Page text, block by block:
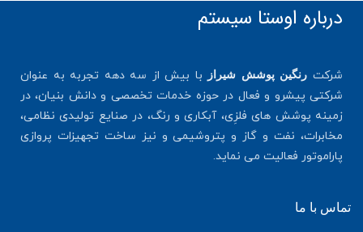
درباره اوستا سیستم
شرکت رنگین پوشش شیراز
با بیش از سه دهه تجربه به عنوان
شرکتی پیشرو و فعال در حوزه خدمات تخصصی و دانش بنیان، در
زمینه پوشش های فلزِی، آبکاری و رنگ، در صنایع تولیدی نظامی،
مخابرات، نفت و گاز و پتروشیمی و نیز ساخت تجهیزات پروازی
پاراموتور فعالیت می نماید.
تماس با ما